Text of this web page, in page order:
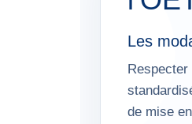
Les
de mise